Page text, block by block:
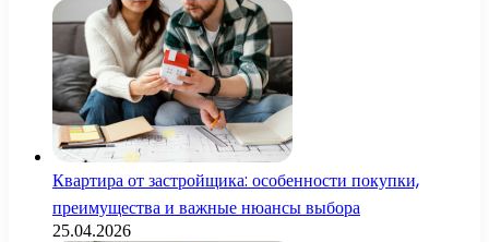
Квартира от застройщика: особенности покупки,
преимущества и важные нюансы выбора
25.04.2026